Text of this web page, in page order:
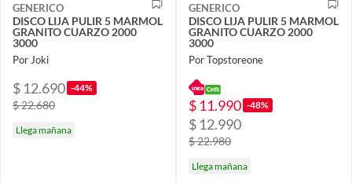
GENERICO
DISCO LIJA PULIR 5 MARMOL
GRANITO CUARZO 2000
3000
Por Joki
$ 12.690 -44%
$ 22.680
Llega mañana
GENERICO
DISCO LIJA PULIR 5 MARMOL
GRANITO CUARZO 2000
3000
Por Topstoreone
$ 11.990 -48%
$ 12.990
$ 22.980
Llega mañana